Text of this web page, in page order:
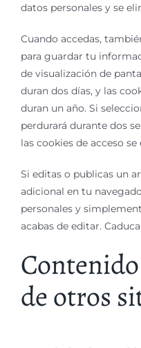
datos personales y se
Cuando accedas,
para guardar tu
de visualización de
duran dos días, y las
duran un año. Si
perdurará durante dos
las cookies de acceso
Si editas o publicas un
adicional en tu
personales y
acabas de editar.
de otros